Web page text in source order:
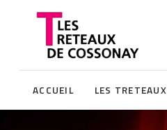
ACCUEIL LES TRETEAUX